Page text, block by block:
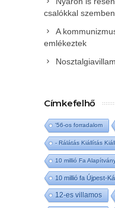
csalókkal szemben
A
emlékeztek
Címkefelhő
'56-os forradalom
- Rálátás Kiállítás
10 millió Fa
10 millió fa Újpest-
12-es villamos